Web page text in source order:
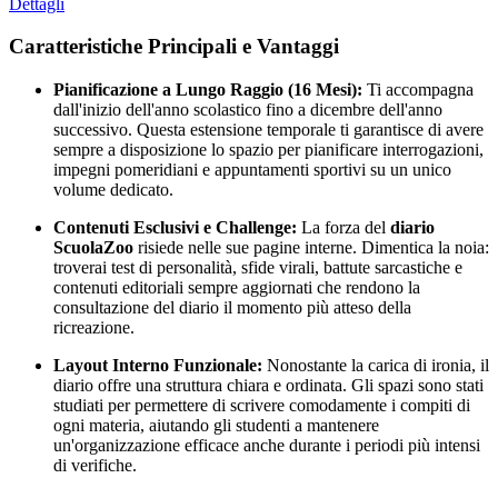
Caratteristiche Principali e Vantaggi
Pianificazione a Lungo Raggio (16 Mesi): Ti accompagna
dall'inizio dell'anno scolastico fino a dicembre dell'anno
successivo. Questa estensione temporale ti garantisce di avere
sempre a disposizione lo spazio per pianificare interrogazioni,
impegni pomeridiani e appuntamenti sportivi su un unico
volume dedicato.
Contenuti Esclusivi e Challenge: La forza del diario
ScuolaZoo risiede nelle sue pagine interne. Dimentica la noia:
troverai test di personalità, sfide virali, battute sarcastiche e
contenuti editoriali sempre aggiornati che rendono la
consultazione del diario il momento più atteso della
ricreazione.
Layout Interno Funzionale: Nonostante la carica di ironia, il
diario offre una struttura chiara e ordinata. Gli spazi sono stati
studiati per permettere di scrivere comodamente i compiti di
ogni materia, aiutando gli studenti a mantenere
un'organizzazione efficace anche durante i periodi più intensi
di verifiche.